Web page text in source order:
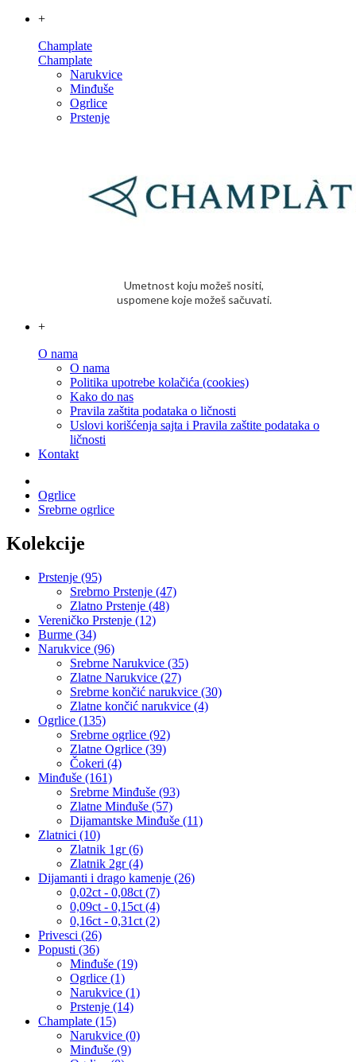
+
Champlate
Champlate
Narukvice
Minđuše
Ogrlice
Prstenje
Umetnost koju možeš nositi,
uspomene koje možeš sačuvati.
+
O nama
O nama
Politika upotrebe kolačića (cookies)
Kako do nas
Pravila zaštita podataka o ličnosti
Uslovi korišćenja sajta i Pravila zaštite podataka o
ličnosti
Kontakt
Ogrlice
Srebrne ogrlice
Kolekcije
Prstenje (95)
Srebrno Prstenje (47)
Zlatno Prstenje (48)
Vereničko Prstenje (12)
Burme (34)
Narukvice (96)
Srebrne Narukvice (35)
Zlatne Narukvice (27)
Srebrne končić narukvice (30)
Zlatne končić narukvice (4)
Ogrlice (135)
Srebrne ogrlice (92)
Zlatne Ogrlice (39)
Čokeri (4)
Minđuše (161)
Srebrne Minđuše (93)
Zlatne Minđuše (57)
Dijamantske Minđuše (11)
Zlatnici (10)
Zlatnik 1gr (6)
Zlatnik 2gr (4)
Dijamanti i drago kamenje (26)
0,02ct - 0,08ct (7)
0,09ct - 0,15ct (4)
0,16ct - 0,31ct (2)
Privesci (26)
Popusti (36)
Minđuše (19)
Ogrlice (1)
Narukvice (1)
Prstenje (14)
Champlate (15)
Narukvice (0)
Minđuše (9)